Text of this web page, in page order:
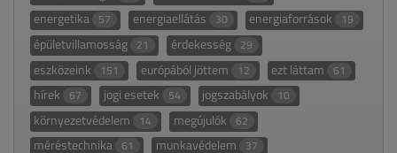
energetika 57 energiaellátás 30 energiaforrások 19
épületvillamosság 21 érdekesség 29
eszközeink 151 európából jöttem 12 ezt láttam 61
hírek 67 jogi esetek 54 jogszabályok 10
környezetvédelem 14 megújulók 62
méréstechnika 61 munkavédelem 37